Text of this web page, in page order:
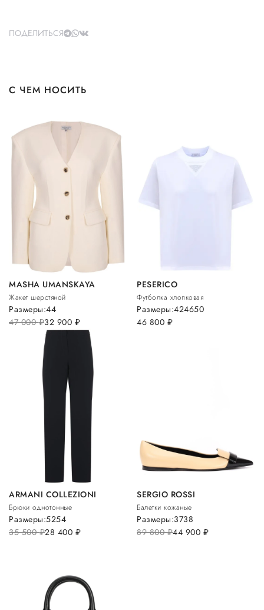
ПОДЕЛИТЬСЯ
С ЧЕМ НОСИТЬ
MASHA UMANSKAYA
Жакет шерстяной
47 000руб.32 900 руб.
Размеры:44
PESERICO
Футболка хлопковая
46 800 руб.
Размеры:424650
ARMANI COLLEZIONI
Брюки однотонные
35 500руб.28 400 руб.
Размеры:5254
SERGIO ROSSI
Балетки кожаные
89 800руб.44 900 руб.
Размеры:3738